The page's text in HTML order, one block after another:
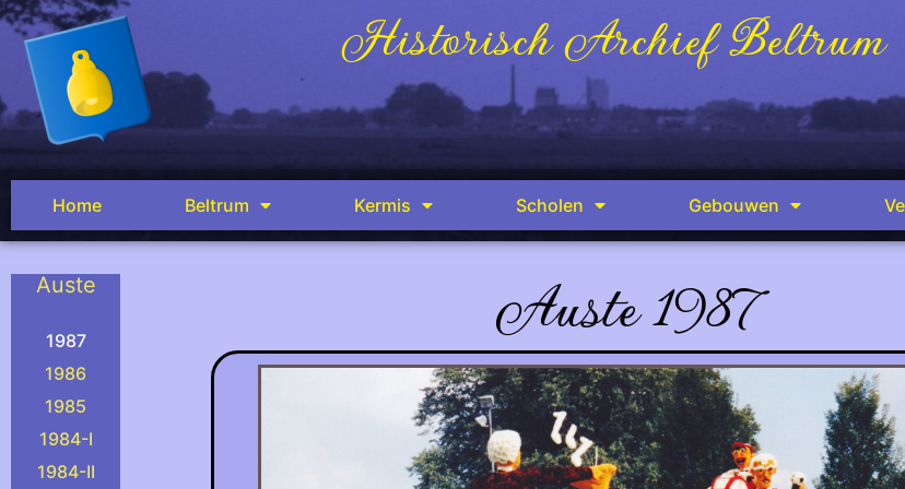
Historisch Archief Beltrum
Home Beltrum Kermis Scholen Gebouwen
Auste
1987
1986
1985
1984-I
1984-II
Auste 1987